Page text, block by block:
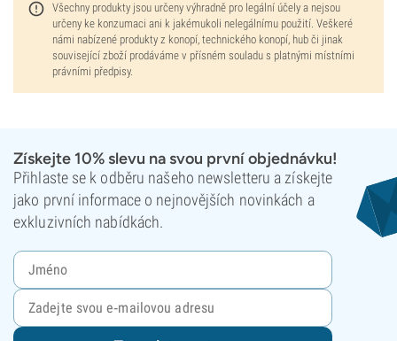
Všechny produkty jsou určeny výhradně pro legální účely a nejsou
určeny ke konzumaci ani k jakémukoli nelegálnímu použití. Veškeré
námi nabízené produkty z konopí, technického konopí, hub či jinak
související zboží prodáváme v přísném souladu s platnými místními
právními předpisy.
Získejte 10% slevu na svou první objednávku!
Přihlaste se k odběru našeho newsletteru a získejte
jako první informace o nejnovějších novinkách a
exkluzivních nabídkách.